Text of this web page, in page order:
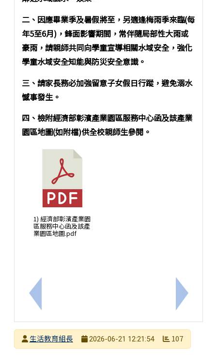
上一筆：轉知內政部識詐宣導影片及圖片等素材下
二、因應畢業季及暑假將至，另適逢梅雨季來臨(每
年5至6月)，鋒面影響期間，常伴隨局部性大雨或
豪雨，請親師共同向學童宣導相關水域安全，強化
學童水域安全知能與防災安全意識。
三、請家長務必加強留意子女假日行蹤，避免溺水
憾事發生。
四、檢附經濟部彰濱產業園區服務中心函及該產業
園區地圖(如附檔)供全校親師生參閱。
1) 經濟部彰濱產業園
區服務中心函及該產
業園區地圖.pdf
下一筆：
發布者
生活教育組長
2026-06-21 12:21:54 107